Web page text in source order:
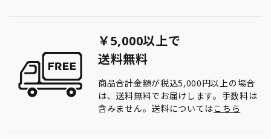
￥5,000以上で
送料無料
商品合計金額が税込5,000円以上の場合
は、送料無料でお届けします。手数料は
含みません。送料についてはこちら